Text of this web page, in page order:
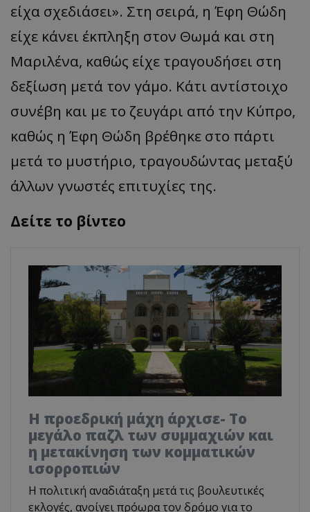
είχα σχεδιάσει». Στη σειρά, η Έφη Θώδη
είχε κάνει έκπληξη στον Θωμά και στη
Μαριλένα, καθώς είχε τραγουδήσει στη
δεξίωση μετά τον γάμο. Κάτι αντίστοιχο
συνέβη και με το ζευγάρι από την Κύπρο,
καθώς η Έφη Θώδη βρέθηκε στο πάρτι
μετά το μυστήριο, τραγουδώντας μεταξύ
άλλων γνωστές επιτυχίες της.
Δείτε το βίντεο
Η προεδρική μάχη άρχισε- Το
μεγάλο παζλ των συμμαχιών και
η μετακίνηση των κομματικών
ισορροπιών
Η πολιτική αναδιάταξη μετά τις βουλευτικές
εκλογές, ανοίγει πρόωρα τον δρόμο για το